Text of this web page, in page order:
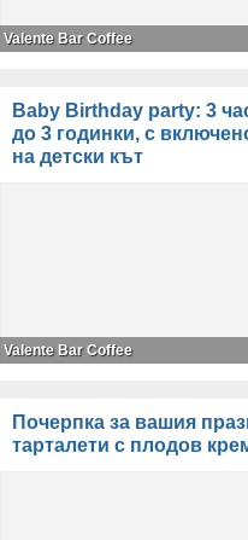
Valente Bar Coffee
Baby Birthday party: 3
до 3 годинки, с
на детски кът
Valente Bar Coffee
Почерпка за вашия
тарталети с плодов